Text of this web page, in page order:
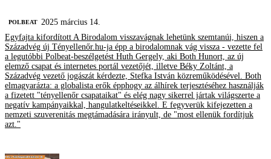
‎POLBEAT
2025 március 14.
Egyfajta kifordított A Birodalom visszavágnak lehetünk szemtanúi, hiszen a
Századvég új Tényellenőr.hu-ja épp a birodalomnak vág vissza - vezette fel
a legutóbbi Polbeat-beszélgetést Huth Gergely, aki Both Hunort, az új
elemző csapat és internetes portál vezetőjét, illetve Béky Zoltánt, a
Századvég vezető jogászát kérdezte, Stefka István közreműködésével. Both
elmagyarázta: a globalista erők épphogy az álhírek terjesztéséhez használják
a fizetett "tényellenőr csapataikat" és elég nagy sikerrel jártak világszerte a
negatív kampányaikkal, hangulatkeltéseikkel. E fegyverük kifejezetten a
nemzeti szuverenitás megtámadására irányult, de "most ellenük fordítjuk
azt."